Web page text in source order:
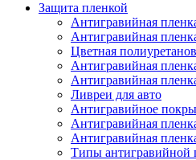
Защита пленкой
Антигравийная
Антигравийная
Цветная
Антигравийная
Антигравийная
Ливреи для авто
Антигравийное
Антигравийная
Антигравийная
Типы антигравийной